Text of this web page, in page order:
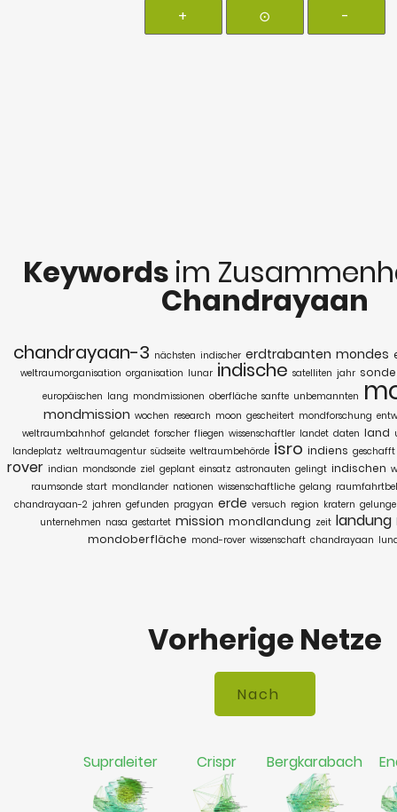
+ ⊙ -
Keywords im
Chandrayaan
chandrayaan-3 nächsten indischer erdtrabanten mondes
weltraumorganisation organisation lunar indische satelliten jahr sonde
europäischen lang mondmissionen oberfläche sanfte unbemannten
mondmission wochen research moon gescheitert mondforschung
weltraumbahnhof gelandet forscher fliegen wissenschaftler landet daten land
landeplatz weltraumagentur südseite weltraumbehörde isro indiens geschafft
rover indian mondsonde ziel geplant einsatz astronauten gelingt indischen
raumsonde start mondlander nationen wissenschaftliche gelang
chandrayaan-2 jahren gefunden pragyan erde versuch region kratern
unternehmen nasa gestartet mission mondlandung zeit landung
mondoberfläche mond-rover wissenschaft chandrayaan
Vorherige Netze
Supraleiter Crispr Bergkarabach